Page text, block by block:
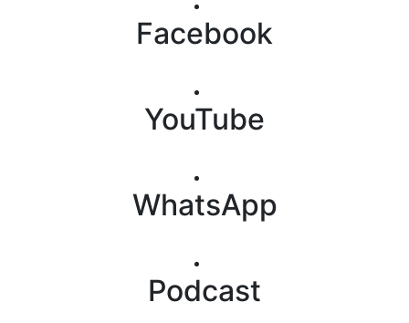
Facebook
YouTube
WhatsApp
Podcast